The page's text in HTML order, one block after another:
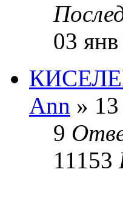
03
Ann »
9
11153